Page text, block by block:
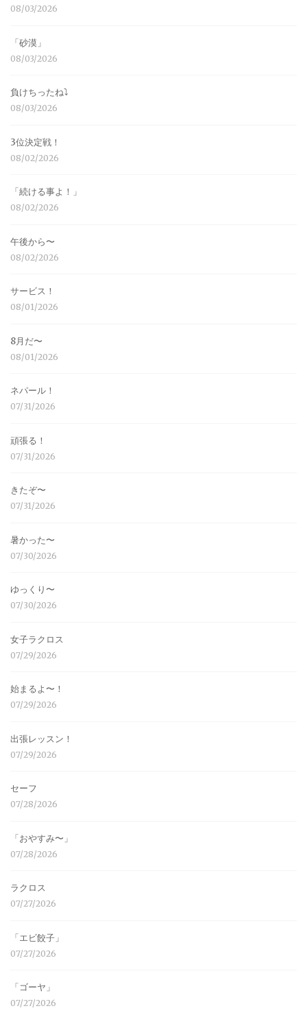
08/03/2026
「砂漠」
08/03/2026
負けちったね⤵︎
08/03/2026
3位決定戦！
08/02/2026
「続ける事よ！」
08/02/2026
午後から〜
08/02/2026
サービス！
08/01/2026
8月だ〜
08/01/2026
ネパール！
07/31/2026
頑張る！
07/31/2026
きたぞ〜
07/31/2026
暑かった〜
07/30/2026
ゆっくり〜
07/30/2026
女子ラクロス
07/29/2026
始まるよ〜！
07/29/2026
出張レッスン！
07/29/2026
セーフ
07/28/2026
「おやすみ〜」
07/28/2026
ラクロス
07/27/2026
「エビ餃子」
07/27/2026
「ゴーヤ」
07/27/2026